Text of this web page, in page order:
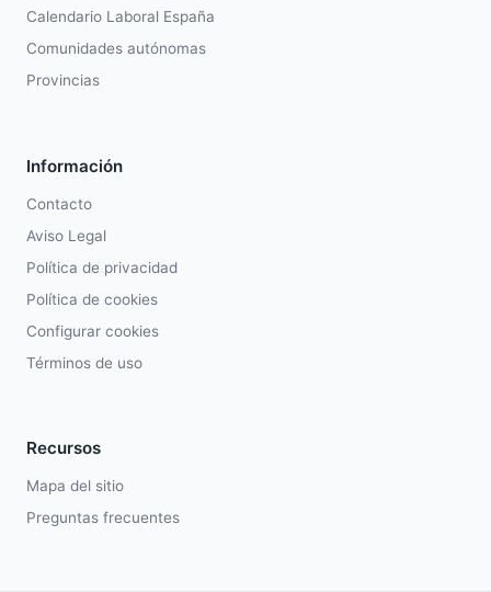
Calendario Laboral España
Comunidades autónomas
Provincias
Información
Contacto
Aviso Legal
Política de privacidad
Política de cookies
Configurar cookies
Términos de uso
Recursos
Mapa del sitio
Preguntas frecuentes